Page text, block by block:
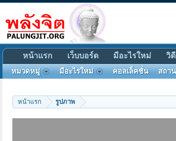
หน้าแรก รูปภาพ
หน้าแรก เว็บบอร์ด มีอะไรใหม่ วิ
หมวดหมู่ มีอะไรใหม่ คอลเล็คชั่น สถา